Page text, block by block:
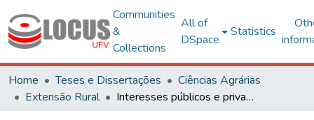
Communities
&
Collections
All of
DSpace
Statistics
Home Teses e Dissertações
Ciências Agrárias
Extensão Rural
Interesses públicos e privados nos discursos e nas rotinas dos pesquisadores do Centro de Ciências Agrárias da Universidade Federal de Viçosa-MG